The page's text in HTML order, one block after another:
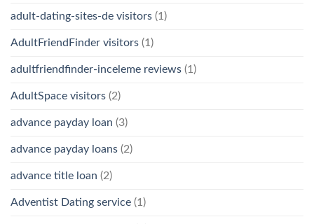
adult-dating-sites-de visitors (1)
AdultFriendFinder visitors (1)
adultfriendfinder-inceleme reviews (1)
AdultSpace visitors (2)
advance payday loan (3)
advance payday loans (2)
advance title loan (2)
Adventist Dating service (1)